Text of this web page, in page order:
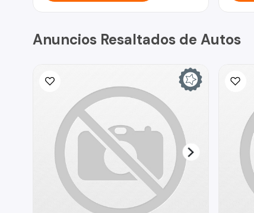
Anuncios Resaltados de Autos